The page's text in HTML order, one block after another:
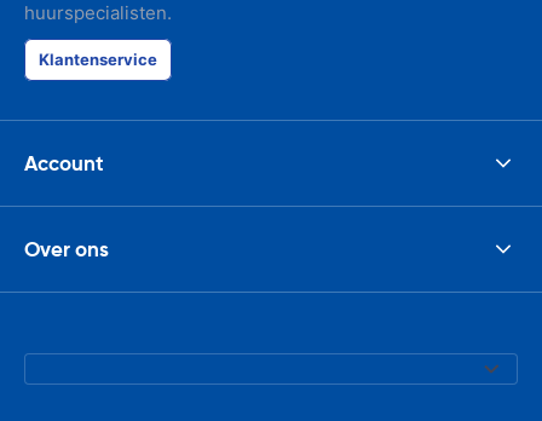
huurspecialisten.
Klantenservice
Account
Over ons